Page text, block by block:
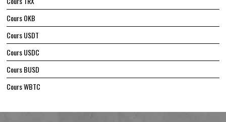
Cours OKB
Cours USDT
Cours USDC
Cours BUSD
Cours WBTC